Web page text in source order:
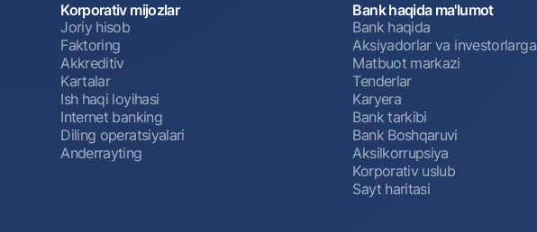
Korporativ mijozlar
Joriy hisob
Faktoring
Akkreditiv
Kartalar
Ish haqi loyihasi
Internet banking
Diling operatsiyalari
Anderrayting
Bank haqida ma'lumot
Bank haqida
Aksiyadorlar va investorlarga
Matbuot markazi
Tenderlar
Karyera
Bank tarkibi
Bank Boshqaruvi
Aksilkorrupsiya
Korporativ uslub
Sayt haritasi